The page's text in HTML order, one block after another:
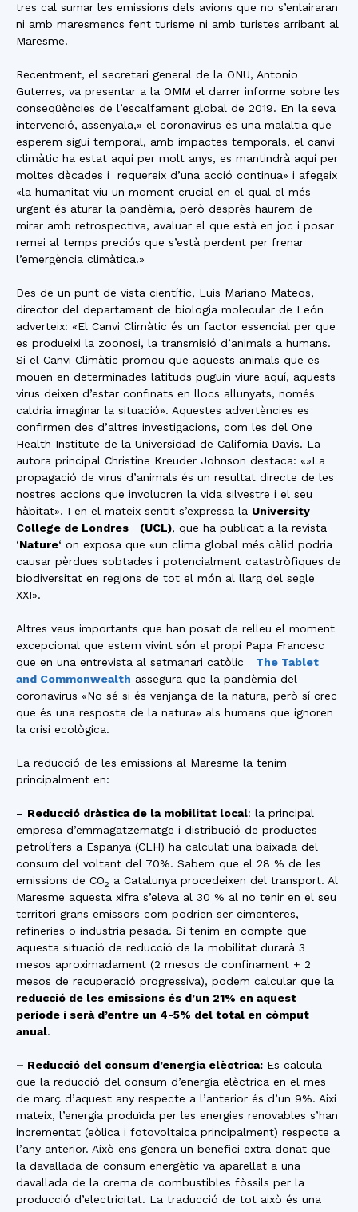
tres cal sumar les emissions dels avions que no s’enlairaran
ni amb maresmencs fent turisme ni amb turistes arribant al
Maresme.
Recentment, el secretari general de la ONU, Antonio
Guterres, va presentar a la OMM el darrer informe sobre les
conseqüències de l’escalfament global de 2019. En la seva
intervenció, assenyala,» el coronavirus és una malaltia que
esperem sigui temporal, amb impactes temporals, el canvi
climàtic ha estat aquí per molt anys, es mantindrà aquí per
moltes dècades i requereix d’una acció continua» i afegeix
«la humanitat viu un moment crucial en el qual el més
urgent és aturar la pandèmia, però desprès haurem de
mirar amb retrospectiva, avaluar el que està en joc i posar
remei al temps preciós que s’està perdent per frenar
l’emergència climàtica.»
Des de un punt de vista científic, Luis Mariano Mateos,
director del departament de biologia molecular de León
adverteix: «El Canvi Climàtic és un factor essencial per que
es produeixi la zoonosi, la transmisió d’animals a humans.
Si el Canvi Climàtic promou que aquests animals que es
mouen en determinades latituds puguin viure aquí, aquests
virus deixen d’estar confinats en llocs allunyats, només
caldria imaginar la situació». Aquestes advertències es
confirmen des d’altres investigacions, com les del One
Health Institute de la Universidad de California Davis. La
autora principal Christine Kreuder Johnson destaca: «»La
propagació de virus d’animals és un resultat directe de les
nostres accions que involucren la vida silvestre i el seu
hàbitat». I en el mateix sentit s’expressa la University
College de Londres (UCL), que ha publicat a la revista
‘Nature‘ on exposa que «un clima global més càlid podria
causar pèrdues sobtades i potencialment catastròfiques de
biodiversitat en regions de tot el món al llarg del segle
XXI».
Altres veus importants que han posat de relleu el moment
excepcional que estem vivint són el propi Papa Francesc
que en una entrevista al setmanari catòlic The Tablet
and Commonwealth assegura que la pandèmia del
coronavirus «No sé si és venjança de la natura, però sí crec
que és una resposta de la natura» als humans que ignoren
la crisi ecològica.
La reducció de les emissions al Maresme la tenim
principalment en:
– Reducció dràstica de la mobilitat local: la principal
empresa d’emmagatzematge i distribució de productes
petrolífers a Espanya (CLH) ha calculat una baixada del
consum del voltant del 70%. Sabem que el 28 % de les
emissions de CO2 a Catalunya procedeixen del transport. Al
Maresme aquesta xifra s’eleva al 30 % al no tenir en el seu
territori grans emissors com podrien ser cimenteres,
refineries o industria pesada. Si tenim en compte que
aquesta situació de reducció de la mobilitat durarà 3
mesos aproximadament (2 mesos de confinament + 2
mesos de recuperació progressiva), podem calcular que la
reducció de les emissions és d’un 21% en aquest
període i serà d’entre un 4-5% del total en còmput
anual.
– Reducció del consum d’energia elèctrica: Es calcula
que la reducció del consum d’energia elèctrica en el mes
de març d’aquest any respecte a l’anterior és d’un 9%. Així
mateix, l’energia produïda per les energies renovables s’han
incrementat (eòlica i fotovoltaica principalment) respecte a
l’any anterior. Això ens genera un benefici extra donat que
la davallada de consum energètic va aparellat a una
davallada de la crema de combustibles fòssils per la
producció d’electricitat. La traducció de tot això és una